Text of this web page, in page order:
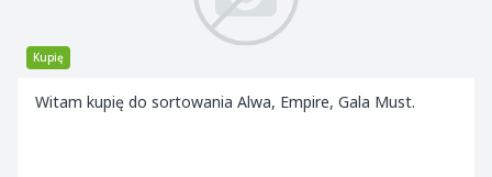
Kupię
Witam kupię do sortowania Alwa, Empire, Gala Must.